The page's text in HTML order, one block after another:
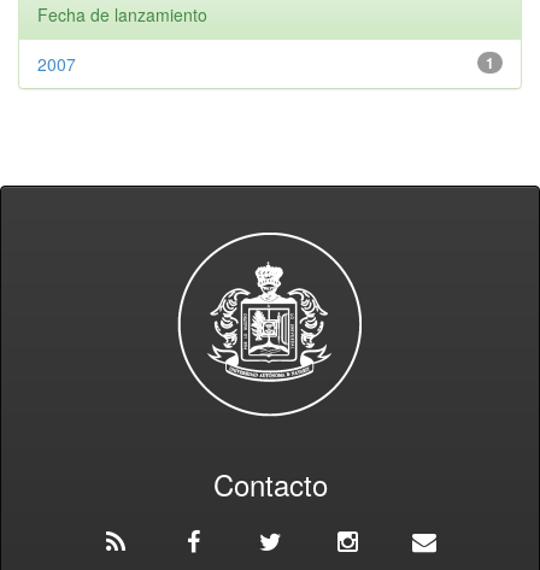
Fecha de lanzamiento
1
2007
Contacto